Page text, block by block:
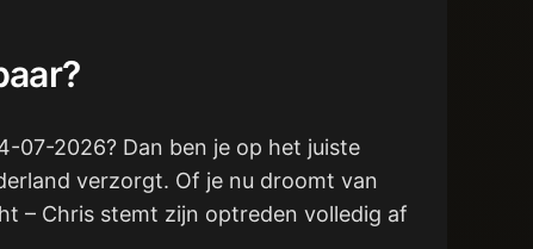
07-2026? Dan ben je op het juiste
verzorgt. Of je nu droomt van
– Chris stemt zijn optreden volledig af